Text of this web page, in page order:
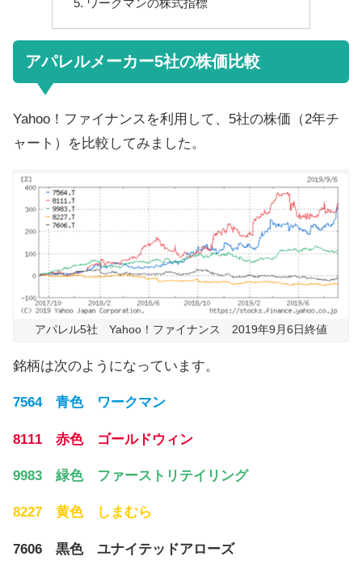
ワークマンの株式指標
アパレルメーカー5社の株価比較
Yahoo！ファイナンスを利用して、5社の株価（2年チ
ャート）を比較してみました。
アパレル5社 Yahoo！ファイナンス 2019年9月6日終値
銘柄は次のようになっています。
7564 青色 ワークマン
8111 赤色 ゴールドウィン
9983 緑色 ファーストリテイリング
8227 黄色 しまむら
7606 黒色 ユナイテッドアローズ